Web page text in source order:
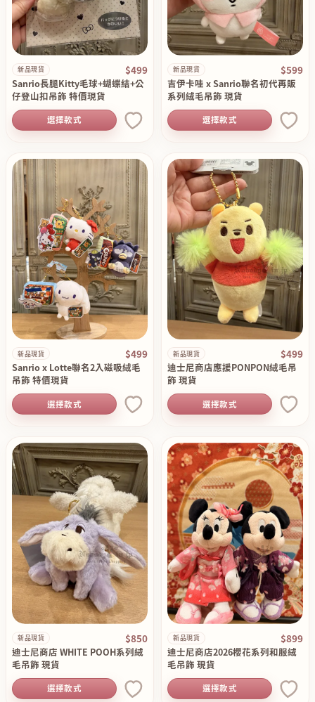
新品現貨 $499
Sanrio長腿Kitty毛球+蝴蝶結+公
仔登山扣吊飾 特價現貨
選擇款式
新品現貨 $599
吉伊卡哇 x Sanrio聯名初代再販
系列絨毛吊飾 現貨
選擇款式
新品現貨 $499
Sanrio x Lotte聯名2入磁吸絨毛
吊飾 特價現貨
選擇款式
新品現貨 $499
迪士尼商店應援PONPON絨毛吊
飾 現貨
選擇款式
新品現貨 $850
迪士尼商店 WHITE POOH系列絨
毛吊飾 現貨
選擇款式
新品現貨 $899
迪士尼商店2026櫻花系列和服絨
毛吊飾 現貨
選擇款式